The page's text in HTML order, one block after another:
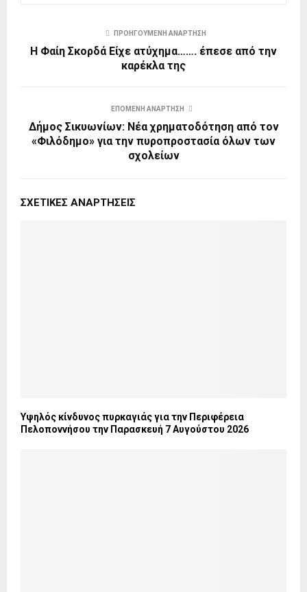
ΠΡΟΗΓΟΎΜΕΝΗ ΑΝΆΡΤΗΣΗ
Η Φαίη Σκορδά Είχε ατύχημα……. έπεσε από την
καρέκλα της
ΕΠΌΜΕΝΗ ΑΝΆΡΤΗΣΗ
Δήμος Σικυωνίων: Νέα χρηματοδότηση από τον
«Φιλόδημο» για την πυροπροστασία όλων των
σχολείων
ΣΧΕΤΙΚΈΣ ΑΝΑΡΤΉΣΕΙΣ
Υψηλός κίνδυνος πυρκαγιάς για την Περιφέρεια
Πελοποννήσου την Παρασκευή 7 Αυγούστου 2026